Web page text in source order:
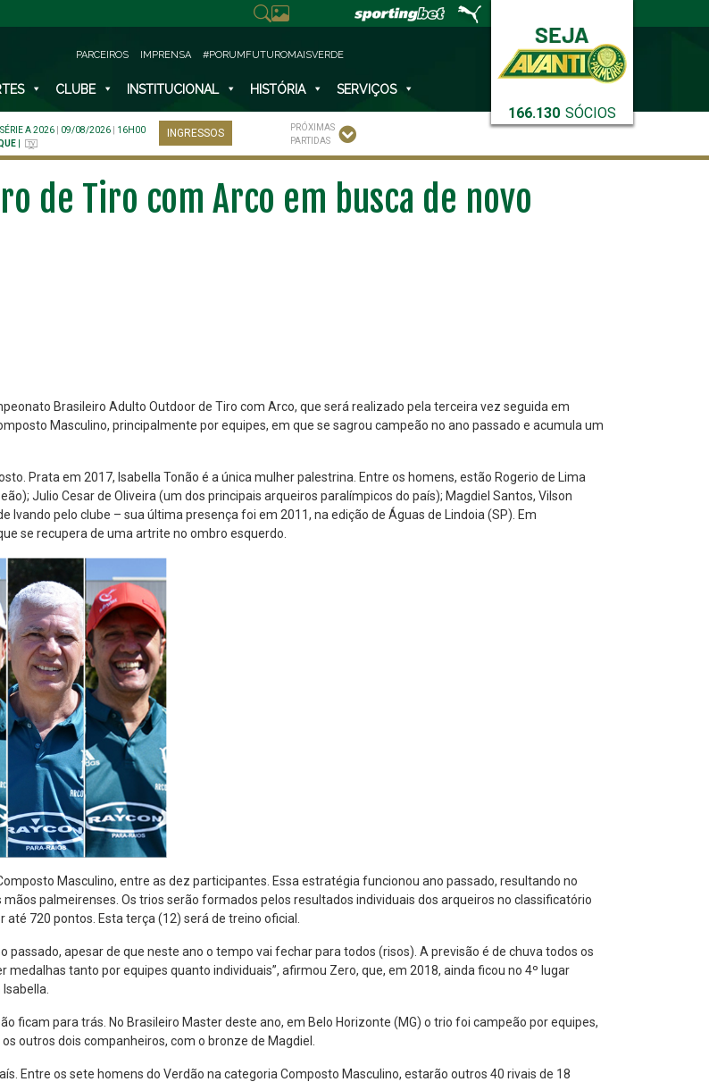
166.130 SÓCIOS
PARCEIROS IMPRENSA #PORUMFUTUROMAISVERDE
CLUBE INSTITUCIONAL HISTÓRIA SERVIÇOS
A 2026 09/08/2026
16H00
INGRESSOS
PRÓXIMAS
PARTIDAS
de Tiro com Arco em busca de novo
Brasileiro Adulto Outdoor de Tiro com Arco, que será realizado pela terceira vez seguida em
Masculino, principalmente por equipes, em que se sagrou campeão no ano passado e acumula um
Prata em 2017, Isabella Tonão é a única mulher palestrina. Entre os homens, estão Rogerio de Lima
Julio Cesar de Oliveira (um dos principais arqueiros paralímpicos do país); Magdiel Santos, Vilson
Ivando pelo clube – sua última presença foi em 2011, na edição de Águas de Lindoia (SP). Em
se recupera de uma artrite no ombro esquerdo.
Masculino, entre as dez participantes. Essa estratégia funcionou ano passado, resultando no
palmeirenses. Os trios serão formados pelos resultados individuais dos arqueiros no classificatório
720 pontos. Esta terça (12) será de treino oficial.
apesar de que neste ano o tempo vai fechar para todos (risos). A previsão é de chuva todos os
tanto por equipes quanto individuais”, afirmou Zero, que, em 2018, ainda ficou no 4º lugar
ficam para trás. No Brasileiro Master deste ano, em Belo Horizonte (MG) o trio foi campeão por equipes,
outros dois companheiros, com o bronze de Magdiel.
Entre os sete homens do Verdão na categoria Composto Masculino, estarão outros 40 rivais de 18